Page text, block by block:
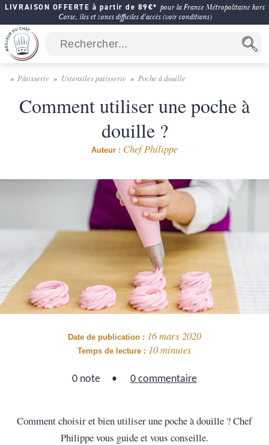
LIVRAISON OFFERTE à partir de 89€* pour la France Métropolitaine hors
Corse, îles et zones difficiles d'accès (voir conditions)
Pâtisserie Ustensiles patisserie Poche à douille
Comment utiliser une poche à
douille ?
Comment choisir et bien utiliser une poche à douille ? Chef
Philippe vous guide et vous conseille.
Auteur : Chef Philippe
Date de publication : 16 mars 2020
Temps de lecture : 10 minutes
0 note 0 commentaire